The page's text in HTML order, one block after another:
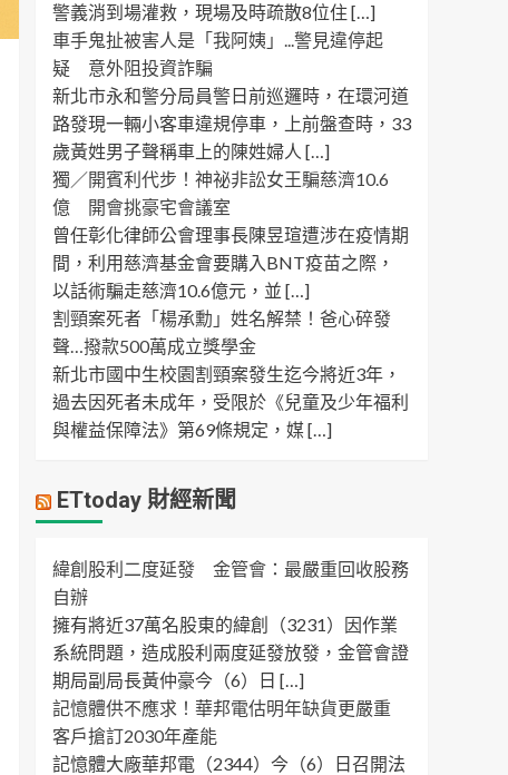
警義消到場灌救，現場及時疏散8位住 […]
車手鬼扯被害人是「我阿姨」...警見違停起
疑 意外阻投資詐騙
新北市永和警分局員警日前巡邏時，在環河道
路發現一輛小客車違規停車，上前盤查時，33
歲黃姓男子聲稱車上的陳姓婦人 […]
獨／開賓利代步！神祕非訟女王騙慈濟10.6
億 開會挑豪宅會議室
曾任彰化律師公會理事長陳昱瑄遭涉在疫情期
間，利用慈濟基金會要購入BNT疫苗之際，
以話術騙走慈濟10.6億元，並 […]
割頸案死者「楊承勳」姓名解禁！爸心碎發
聲…撥款500萬成立獎學金
新北市國中生校園割頸案發生迄今將近3年，
過去因死者未成年，受限於《兒童及少年福利
與權益保障法》第69條規定，媒 […]
ETtoday 財經新聞
緯創股利二度延發 金管會：最嚴重回收股務
自辦
擁有將近37萬名股東的緯創（3231）因作業
系統問題，造成股利兩度延發放發，金管會證
期局副局長黃仲豪今（6）日 […]
記憶體供不應求！華邦電估明年缺貨更嚴重
客戶搶訂2030年產能
記憶體大廠華邦電（2344）今（6）日召開法